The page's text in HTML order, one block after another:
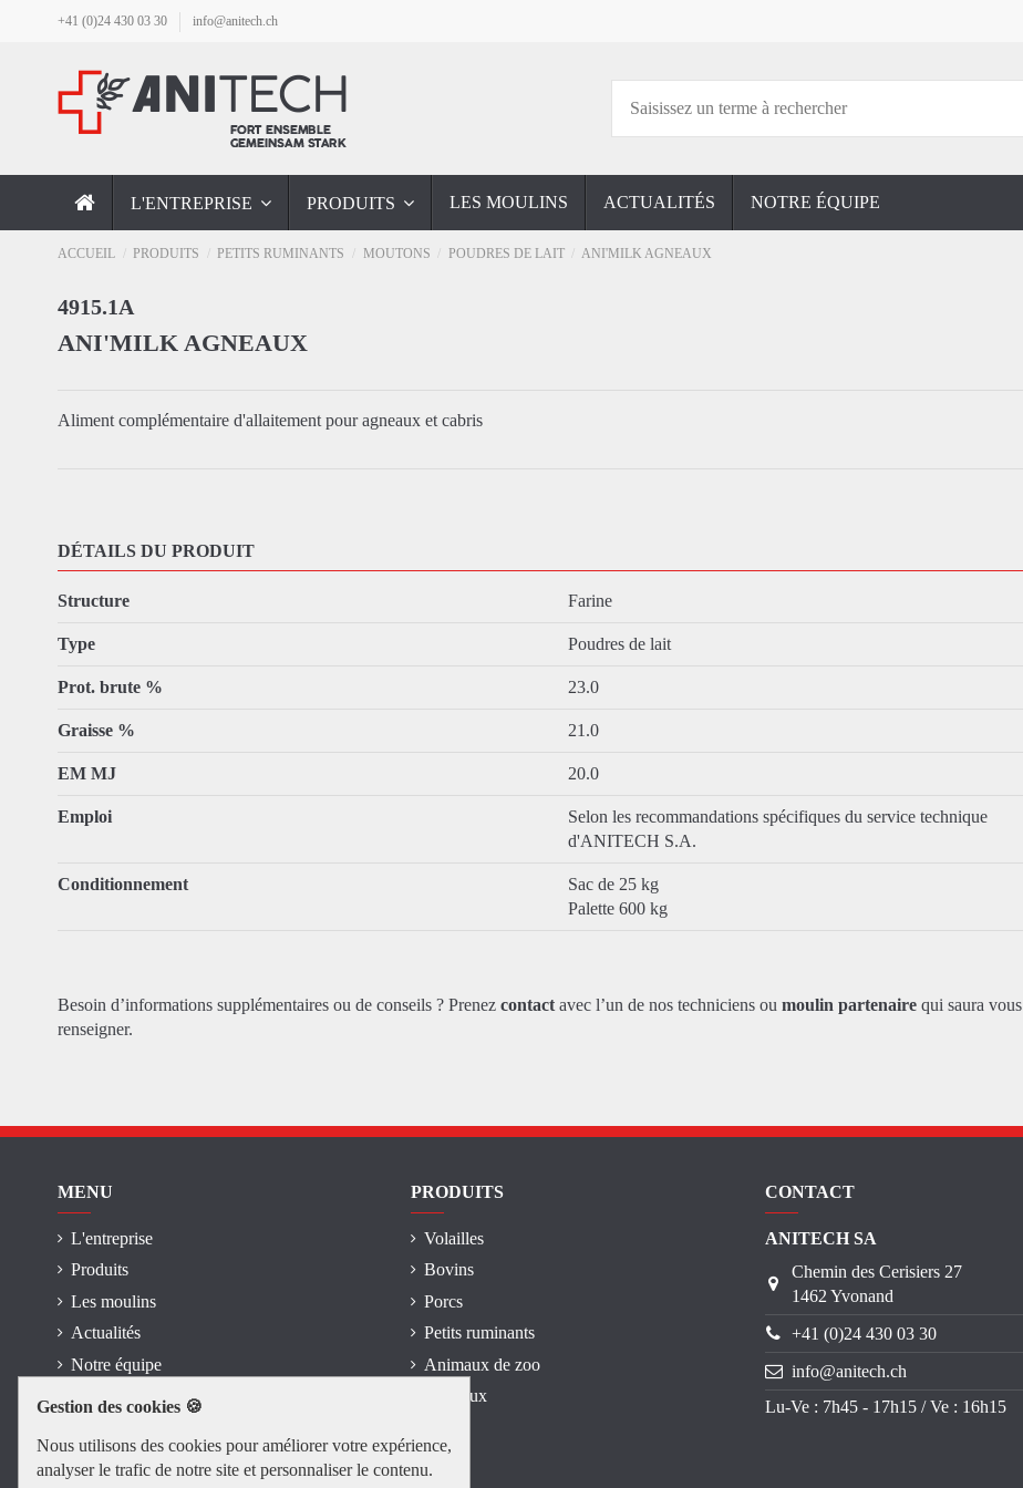
+41 (0)24 430 03 30 info@anitech.ch
L'ENTREPRISE PRODUITS LES MOULINS ACTUALITÉS NOTRE ÉQUIPE
ACCUEIL PRODUITS PETITS RUMINANTS MOUTONS POUDRES DE LAIT ANI'MILK AGNEAUX
4915.1A
ANI'MILK AGNEAUX
Aliment complémentaire d'allaitement pour agneaux et cabris
DÉTAILS DU PRODUIT
Structure Farine
Type Poudres de lait
Prot. brute % 23.0
Graisse % 21.0
EM MJ 20.0
Emploi
Selon les recommandations spécifiques du service technique
d'ANITECH S.A.
Conditionnement
Sac de 25 kg
Palette 600 kg
Besoin d’informations supplémentaires ou de conseils ? Prenez contact avec l’un de nos techniciens ou moulin partenaire qui saura vous
renseigner.
MENU
L'entreprise
Produits
Les moulins
Actualités
Notre équipe
Mentions légales
PRODUITS
Volailles
Bovins
Porcs
Petits ruminants
Animaux de zoo
Chevaux
CONTACT
ANITECH SA
Chemin des Cerisiers 27
1462 Yvonand
+41 (0)24 430 03 30
info@anitech.ch
Lu-Ve : 7h45 - 17h15 / Ve : 16h15
Gestion des cookies 🍪
Nous utilisons des cookies pour améliorer votre expérience,
analyser le trafic de notre site et personnaliser le contenu.